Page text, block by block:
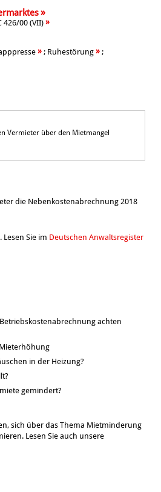
»
426/00 (VII) »
» ; Ruhestörung » ;
Vermieter über den Mietmangel
die Nebenkostenabrechnung 2018
Sie im Deutschen Anwaltsregister
achten
in der Heizung?
gemindert?
sich über das Thema Mietminderung
Lesen Sie auch unsere